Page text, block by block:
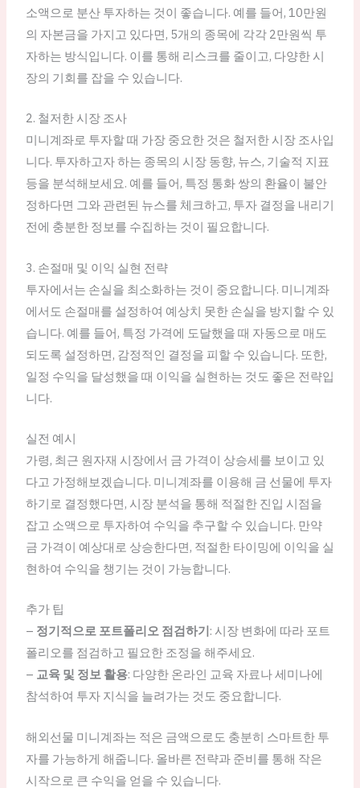
소액으로 분산 투자하는 것이 좋습니다. 예를 들어, 10만원
의 자본금을 가지고 있다면, 5개의 종목에 각각 2만원씩 투
자하는 방식입니다. 이를 통해 리스크를 줄이고, 다양한 시
장의 기회를 잡을 수 있습니다.
2. 철저한 시장 조사
미니계좌로 투자할 때 가장 중요한 것은 철저한 시장 조사입
니다. 투자하고자 하는 종목의 시장 동향, 뉴스, 기술적 지표
등을 분석해보세요. 예를 들어, 특정 통화 쌍의 환율이 불안
정하다면 그와 관련된 뉴스를 체크하고, 투자 결정을 내리기
전에 충분한 정보를 수집하는 것이 필요합니다.
3. 손절매 및 이익 실현 전략
투자에서는 손실을 최소화하는 것이 중요합니다. 미니계좌
에서도 손절매를 설정하여 예상치 못한 손실을 방지할 수 있
습니다. 예를 들어, 특정 가격에 도달했을 때 자동으로 매도
되도록 설정하면, 감정적인 결정을 피할 수 있습니다. 또한,
일정 수익을 달성했을 때 이익을 실현하는 것도 좋은 전략입
니다.
실전 예시
가령, 최근 원자재 시장에서 금 가격이 상승세를 보이고 있
다고 가정해보겠습니다. 미니계좌를 이용해 금 선물에 투자
하기로 결정했다면, 시장 분석을 통해 적절한 진입 시점을
잡고 소액으로 투자하여 수익을 추구할 수 있습니다. 만약
금 가격이 예상대로 상승한다면, 적절한 타이밍에 이익을 실
현하여 수익을 챙기는 것이 가능합니다.
추가 팁
– 정기적으로 포트폴리오 점검하기 : 시장 변화에 따라 포트
폴리오를 점검하고 필요한 조정을 해주세요.
– 교육 및 정보 활용: 다양한 온라인 교육 자료나 세미나에
참석하여 투자 지식을 늘려가는 것도 중요합니다.
해외선물 미니계좌는 적은 금액으로도 충분히 스마트한 투
자를 가능하게 해줍니다. 올바른 전략과 준비를 통해 작은
시작으로 큰 수익을 얻을 수 있습니다.